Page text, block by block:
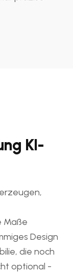
KI-
Maße
Design
die noch
optional -